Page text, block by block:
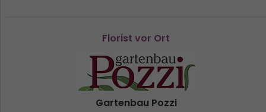
Florist vor Ort
Gartenbau Pozzi